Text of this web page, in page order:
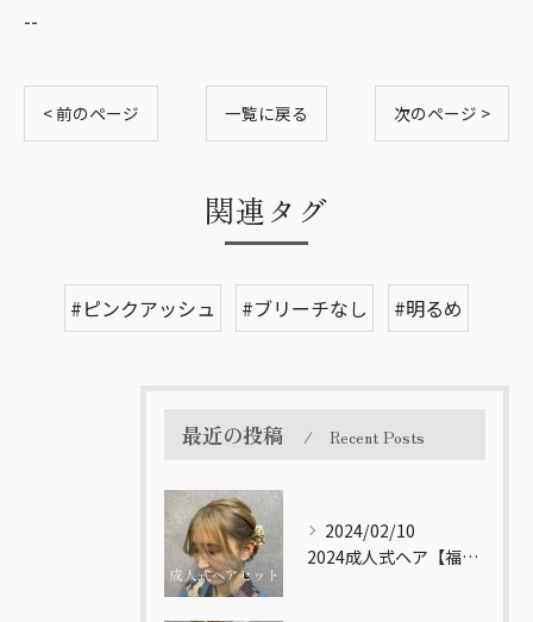
--
< 前のページ 一覧に戻る 次のページ >
関連タグ
#ピンクアッシュ #ブリーチなし #明るめ
最近の投稿 Recent Posts
2024/02/10
2024成人式ヘア【福岡市南区大橋の美容室LICOL】